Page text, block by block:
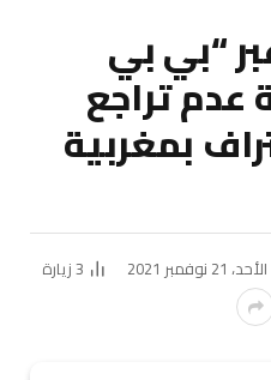
“بي بي
عدم تراجع
بمغربية
الأحد، 21 نوفمبر 2021 3زيارة